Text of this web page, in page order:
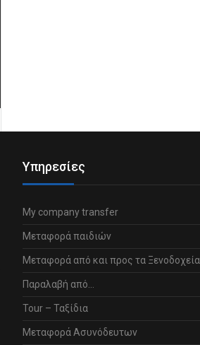
Υπηρεσίες
My company transfer
Μεταφορά παιδιών
Μεταφορά από και προς τα Ξενοδοχεία
Παραλαβή από…
Tour – Ταξίδια
Μεταφορά Ασυνόδευτων